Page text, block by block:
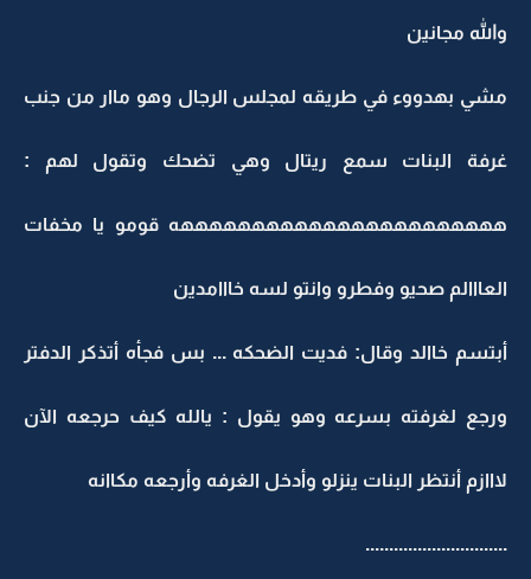
والله مجانين
مشي بهدووء في طريقه لمجلس الرجال وهو ماار من جنب
غرفة البنات سمع ريتال وهي تضحك وتقول لهم :
هههههههههههههههههههههههه قومو يا مخفات
العااالم صحيو وفطرو وانتو لسه خااامدين
أبتسم خاالد وقال: فديت الضحكه ... بس فجأه أتذكر الدفتر
ورجع لغرفته بسرعه وهو يقول : يالله كيف حرجعه الآن
لااازم أنتظر البنات ينزلو وأدخل الغرفه وأرجعه مكاانه
..............................